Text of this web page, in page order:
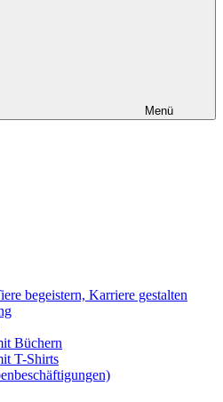
Menü
begeistern, Karriere gestalten
Büchern
T-Shirts